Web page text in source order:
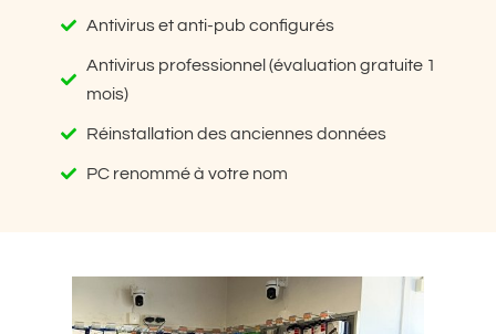
Antivirus et anti-pub configurés
Antivirus professionnel (évaluation gratuite 1
mois)
Réinstallation des anciennes données
PC renommé à votre nom